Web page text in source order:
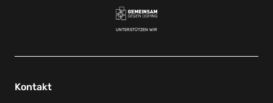
UNTERSTÜTZEN WIR
Kontakt